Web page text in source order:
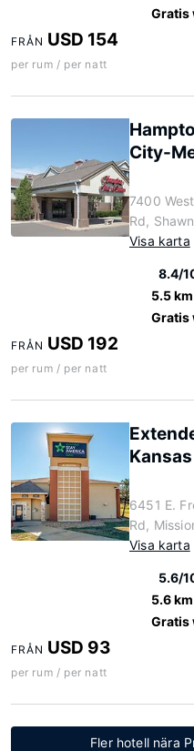
Gratis
FRÅN USD 154
per rum / per natt
City-
7400
Rd,
Visa karta
8.4/
5.5 km
Gratis
FRÅN USD 192
per rum / per natt
6451 E.
Rd,
Visa karta
5.6/
5.6 km
Gratis
FRÅN USD 93
per rum / per natt
Fler hotell nära